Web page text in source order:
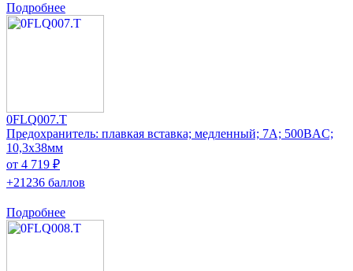
Подробнее
0FLQ007.T
Предохранитель: плавкая вставка; медленный; 7А; 500ВAC;
10,3x38мм
от 4 719 ₽
+21236 баллов
Подробнее